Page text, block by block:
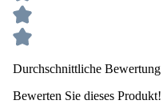
Durchschnittliche
Bewerten Sie dieses Produkt!